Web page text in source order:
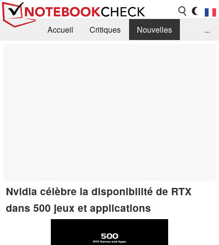
Accueil Critiques
Nouvelles
...
Nvidia célèbre la disponibilité de RTX
dans 500 jeux et applications